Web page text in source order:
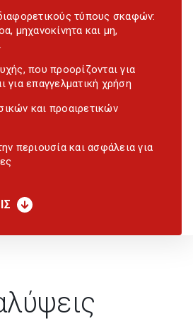
τύπους σκαφών:
μηχανοκίνητα και μη,
που προορίζονται για
για επαγγελματική χρήση
και προαιρετικών
περιουσία και ασφάλεια για